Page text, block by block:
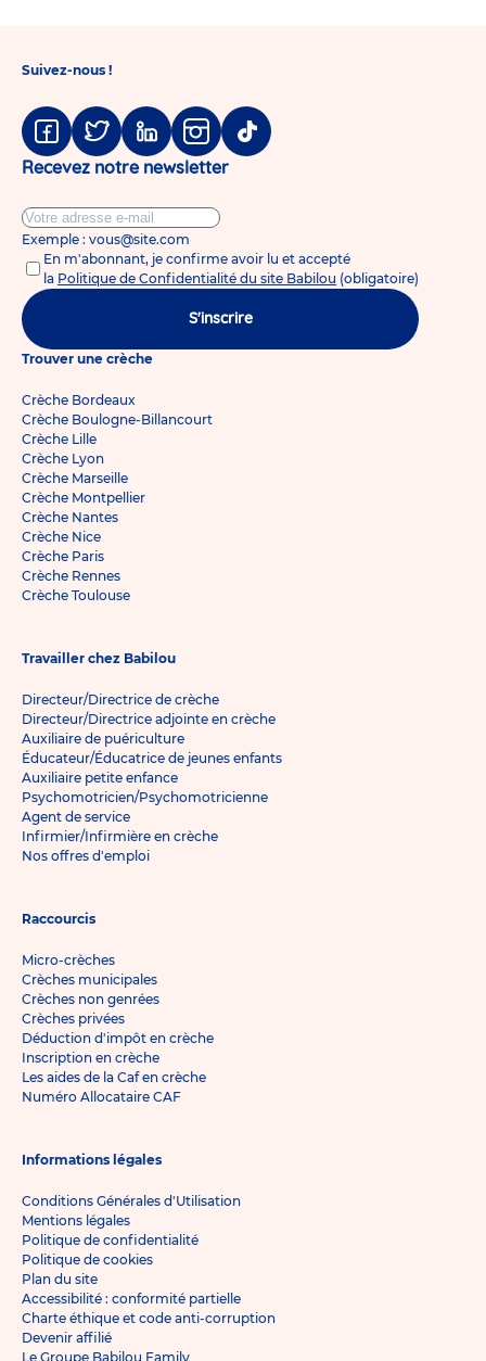
Suivez-nous !
Facebook
TwitterLinkedinInstagram
Tiktok
Recevez notre newsletter
Exemple : vous@site.com
En m'abonnant, je confirme avoir lu et accepté
la Politique de Confidentialité du site Babilou (obligatoire)
S'inscrire
Trouver une crèche
Crèche Bordeaux
Crèche Boulogne-Billancourt
Crèche Lille
Crèche Lyon
Crèche Marseille
Crèche Montpellier
Crèche Nantes
Crèche Nice
Crèche Paris
Crèche Rennes
Crèche Toulouse
Travailler chez Babilou
Directeur/Directrice de crèche
Directeur/Directrice adjointe en crèche
Auxiliaire de puériculture
Éducateur/Éducatrice de jeunes enfants
Auxiliaire petite enfance
Psychomotricien/Psychomotricienne
Agent de service
Infirmier/Infirmière en crèche
Nos offres d'emploi
Raccourcis
Micro-crèches
Crèches municipales
Crèches non genrées
Crèches privées
Déduction d'impôt en crèche
Inscription en crèche
Les aides de la Caf en crèche
Numéro Allocataire CAF
Informations légales
Conditions Générales d'Utilisation
Mentions légales
Politique de confidentialité
Politique de cookies
Plan du site
Accessibilité : conformité partielle
Charte éthique et code anti-corruption
Devenir affilié
Le Groupe Babilou Family